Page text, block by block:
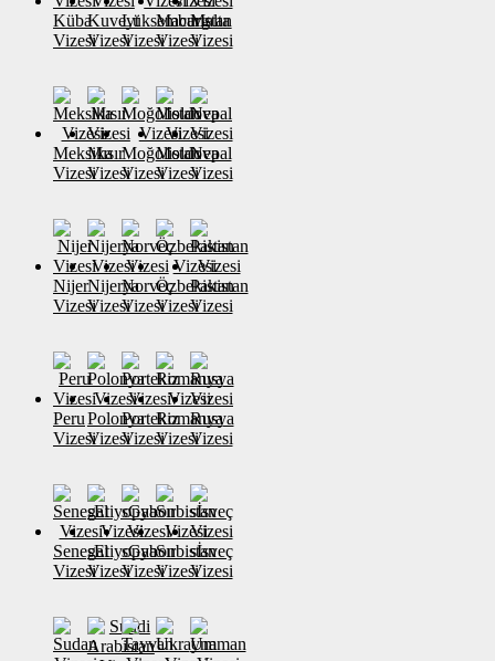
Küba
Vizesi
Kuveyt
Vizesi
Lüksemburg
Vizesi
Macaristan
Vizesi
Malta
Vizesi
Meksika
Vizesi
Mısır
Vizesi
Moğolistan
Vizesi
Moldova
Vizesi
Nepal
Vizesi
Nijer
Vizesi
Nijerya
Vizesi
Norveç
Vizesi
Özbekistan
Vizesi
Pakistan
Vizesi
Peru
Vizesi
Polonya
Vizesi
Portekiz
Vizesi
Romanya
Vizesi
Rusya
Vizesi
Senegal
Vizesi
sEtiyopya
Vizesi
sGabon
Vizesi
Sırbistan
Vizesi
sİsveç
Vizesi